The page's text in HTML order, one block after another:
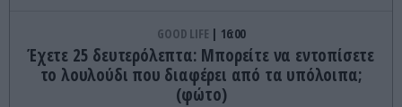
GOOD LIFE 16:00
Έχετε 25 δευτερόλεπτα: Μπορείτε να εντοπίσετε
το λουλούδι που διαφέρει από τα υπόλοιπα;
(φώτο)